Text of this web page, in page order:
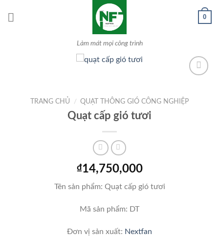
Làm mát mọi công trình
0
Add to
TRANG CHỦ / QUẠT THÔNG GIÓ CÔNG NGHIỆP
Quạt cấp gió tươi
₫14,750,000
Tên sản phẩm: Quạt cấp gió tươi
Mã sản phẩm: DT
Đơn vị sản xuất: Nextfan